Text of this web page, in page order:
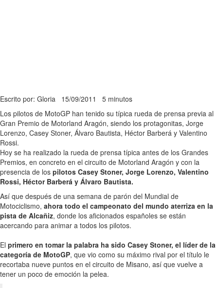
Escrito por: Gloria 15/09/2011 5 minutos
Los pilotos de MotoGP han tenido su típica rueda de prensa previa al
Gran Premio de Motorland Aragón, siendo los protagonitas, Jorge
Lorenzo, Casey Stoner, Álvaro Bautista, Héctor Barberá y Valentino
Rossi.
Hoy se ha realizado la rueda de prensa típica antes de los Grandes
Premios, en concreto en el circuito de Motorland Aragón y con la
presencia de los pilotos Casey Stoner, Jorge Lorenzo, Valentino
Rossi, Héctor Barberá y Álvaro Bautista.
Así que después de una semana de parón del Mundial de
Motociclismo, ahora todo el campeonato del mundo aterriza en la
pista de Alcañiz, donde los aficionados españoles se están
acercando para animar a todos los pilotos.
El primero en tomar la palabra ha sido Casey Stoner, el líder de la
categoría de MotoGP, que vio como su máximo rival por el título le
recortaba nueve puntos en el circuito de Misano, así que vuelve a
tener un poco de emoción la pelea.